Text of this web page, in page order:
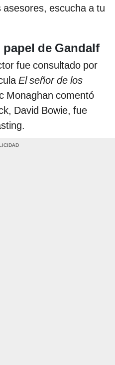
escucha a tu
de Gandalf
fue consultado por
El señor de los
Monaghan comentó
David Bowie, fue